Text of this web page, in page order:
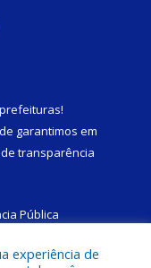
!
garantimos em
transparência
Pública
experiência de